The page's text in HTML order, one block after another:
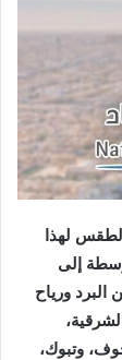
لهذا
إلى
ورياح
وتبوك،